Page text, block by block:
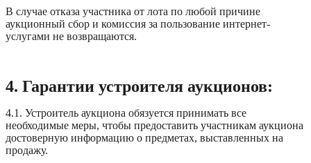
В случае отказа участника от лота по любой причине
аукционный сбор и комиссия за пользование интернет-
услугами не возвращаются.
4. Гарантии устроителя аукционов:
4.1. Устроитель аукциона обязуется принимать все
необходимые меры, чтобы предоставить участникам аукциона
достоверную информацию о предметах, выставленных на
продажу.